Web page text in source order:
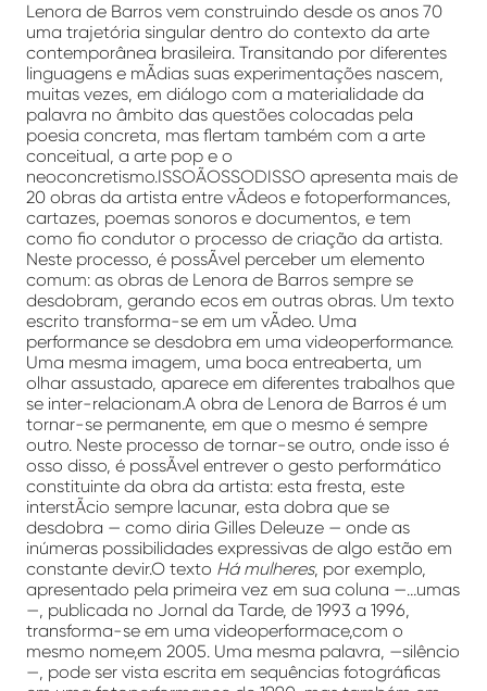
Lenora de Barros vem construindo desde os anos 70
uma trajetória singular dentro do contexto da arte
contemporânea brasileira. Transitando por diferentes
linguagens e mÃ­dias suas experimentações nascem,
muitas vezes, em diálogo com a materialidade da
palavra no âmbito das questões colocadas pela
poesia concreta, mas flertam também com a arte
conceitual, a arte pop e o
neoconcretismo.ISSOÃOSSODISSO apresenta mais de
20 obras da artista entre vÃ­deos e fotoperformances,
cartazes, poemas sonoros e documentos, e tem
como fio condutor o processo de criação da artista.
Neste processo, é possÃ­vel perceber um elemento
comum: as obras de Lenora de Barros sempre se
desdobram, gerando ecos em outras obras. Um texto
escrito transforma-se em um vÃ­deo. Uma
performance se desdobra em uma videoperformance.
Uma mesma imagem, uma boca entreaberta, um
olhar assustado, aparece em diferentes trabalhos que
se inter-relacionam.A obra de Lenora de Barros é um
tornar-se permanente, em que o mesmo é sempre
outro. Neste processo de tornar-se outro, onde isso é
osso disso, é possÃ­vel entrever o gesto performático
constituinte da obra da artista: esta fresta, este
interstÃ­cio sempre lacunar, esta dobra que se
desdobra — como diria Gilles Deleuze — onde as
inúmeras possibilidades expressivas de algo estão em
constante devir.O texto Há mulheres, por exemplo,
apresentado pela primeira vez em sua coluna —…umas
—, publicada no Jornal da Tarde, de 1993 a 1996,
transforma-se em uma videoperformace,com o
mesmo nome,em 2005. Uma mesma palavra, —silêncio
—, pode ser vista escrita em sequências fotográficas